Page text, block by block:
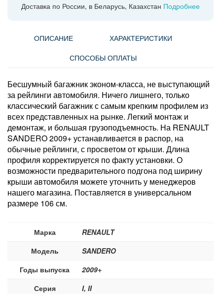
Доставка по России, в Беларусь, Казахстан Подробнее
ОПИСАНИЕ
ХАРАКТЕРИСТИКИ
СПОСОБЫ ОПЛАТЫ
Бесшумный багажник эконом-класса, не выступающий
за рейлинги автомобиля. Ничего лишнего, только
классический багажник с самым крепким профилем из
всех представленных на рынке. Легкий монтаж и
демонтаж, и большая грузоподъемность. На RENAULT
SANDERO 2009+ устанавливается в распор, на
обычные рейлинги, с просветом от крыши. Длина
профиля корректируется по факту установки. О
возможности предварительного подгона под ширину
крыши автомобиля можете уточнить у менеджеров
нашего магазина. Поставляется в универсальном
размере 106 см.
Марка
RENAULT
Модель
SANDERO
Годы выпуска
2009+
Серия
I, II